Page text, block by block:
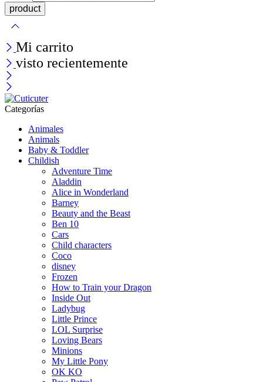
Mi carrito
visto recientemente
Categorías
Animales
Animals
Baby & Toddler
Childish
Adventure Time
Aladdin
Alice in Wonderland
Barney
Beauty and the Beast
Ben 10
Cars
Child characters
Coco
disney
Frozen
How to Train your Dragon
Inside Out
Ladybug
Little Prince
LOL Surprise
Loving Bears
Minions
My Little Pony
OK KO